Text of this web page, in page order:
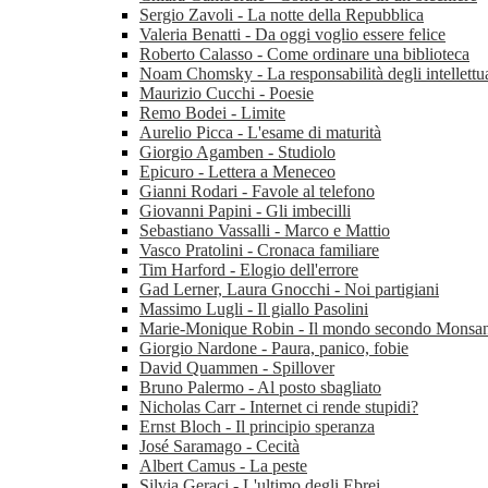
Sergio Zavoli - La notte della Repubblica
Valeria Benatti - Da oggi voglio essere felice
Roberto Calasso - Come ordinare una biblioteca
Noam Chomsky - La responsabilità degli
Maurizio Cucchi - Poesie
Remo Bodei - Limite
Aurelio Picca - L'esame di maturità
Giorgio Agamben - Studiolo
Epicuro - Lettera a Meneceo
Gianni Rodari - Favole al telefono
Giovanni Papini - Gli imbecilli
Sebastiano Vassalli - Marco e Mattio
Vasco Pratolini - Cronaca familiare
Tim Harford - Elogio dell'errore
Gad Lerner, Laura Gnocchi - Noi partigiani
Massimo Lugli - Il giallo Pasolini
Marie-Monique Robin - Il mondo secondo
Giorgio Nardone - Paura, panico, fobie
David Quammen - Spillover
Bruno Palermo - Al posto sbagliato
Nicholas Carr - Internet ci rende stupidi?
Ernst Bloch - Il principio speranza
José Saramago - Cecità
Albert Camus - La peste